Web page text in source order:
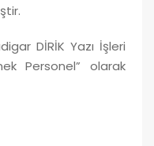
DİRİK Yazı İşleri
Personel” olarak